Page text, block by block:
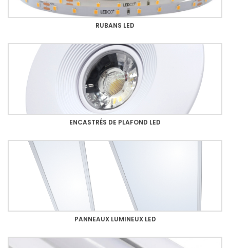
RUBANS LED
ENCASTRÉS DE PLAFOND LED
PANNEAUX LUMINEUX LED